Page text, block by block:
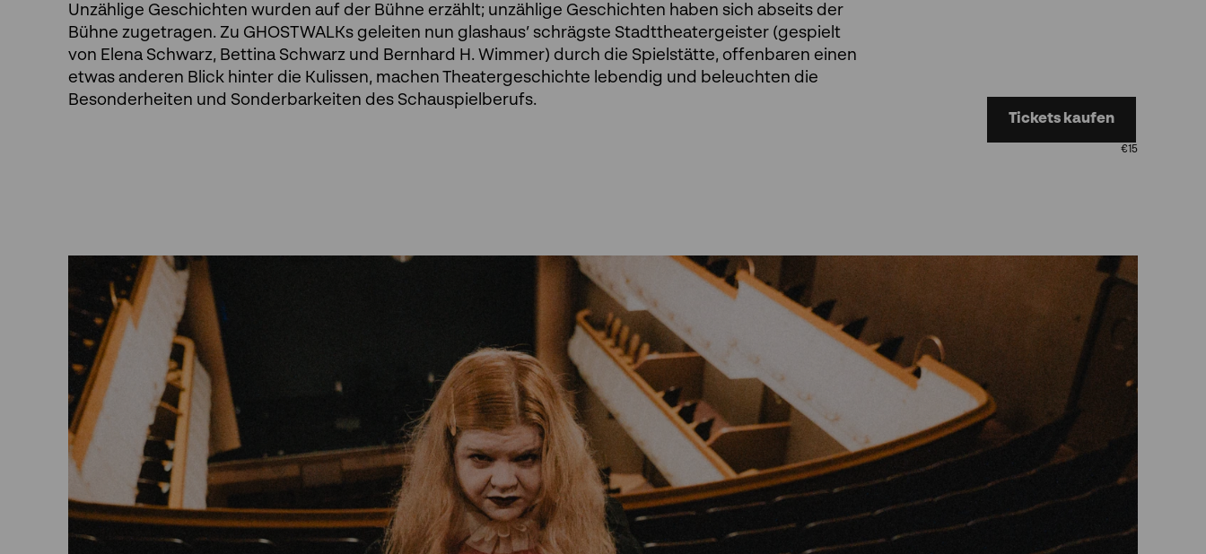
Unzählige Geschichten wurden auf der Bühne erzählt; unzählige Geschichten haben sich abseits der
Bühne zugetragen. Zu GHOSTWALKs geleiten nun glashaus’ schrägste Stadttheatergeister (gespielt
von Elena Schwarz, Bettina Schwarz und Bernhard H. Wimmer) durch die Spielstätte, offenbaren einen
etwas anderen Blick hinter die Kulissen, machen Theatergeschichte lebendig und beleuchten die
Besonderheiten und Sonderbarkeiten des Schauspielberufs.
Tickets kaufen
€15